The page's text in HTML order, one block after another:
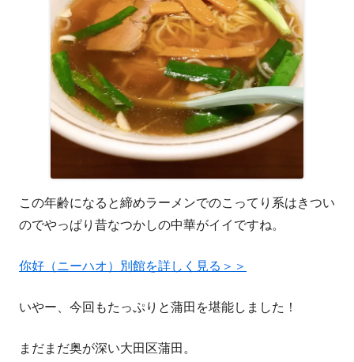
この年齢になると締めラーメンでのこってり系はきつい
のでやっぱり昔なつかしの中華がイイですね。
你好（ニーハオ）別館を詳しく見る＞＞
いやー、今回もたっぷりと蒲田を堪能しました！
まだまだ奥が深い大田区蒲田。